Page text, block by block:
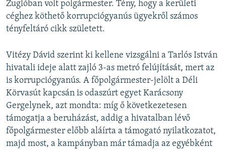
Zuglóban volt polgármester. Tény, hogy a kerületi
céghez köthető korrupciógyanús ügyekről számos
tényfeltáró cikk született.
Vitézy Dávid szerint ki kellene vizsgálni a Tarlós István
hivatali ideje alatt zajló 3-as metró felújítását, mert az
is korrupciógyanús. A főpolgármester-jelölt a Déli
Körvasút kapcsán is odaszúrt egyet Karácsony
Gergelynek, azt mondta: míg ő következetesen
támogatja a beruházást, addig a hivatalban lévő
főpolgármester előbb aláírta a támogató nyilatkozatot,
majd most, a kampányban már támadja az egyébként